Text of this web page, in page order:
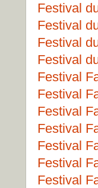
Festival
Festival
Festival
Festival
Festival
Festival
Festival
Festival
Festival
Festival
Festival